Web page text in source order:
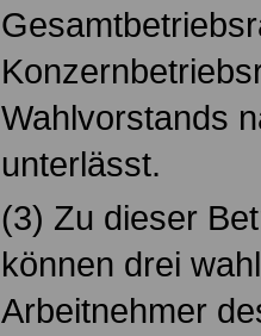
Wahlvorstands
unterlässt.
(3) Zu dieser
können drei
Arbeitnehmer